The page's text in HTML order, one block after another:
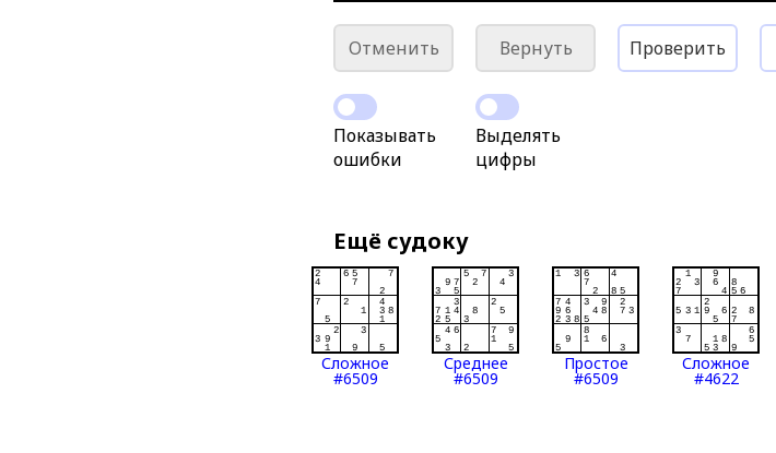
Отменить Вернуть Проверить
Показывать
ошибки
Выделять
цифры
Ещё судоку
Сложное
#6509
Среднее
#6509
Простое
#6509
Сложное
#4622